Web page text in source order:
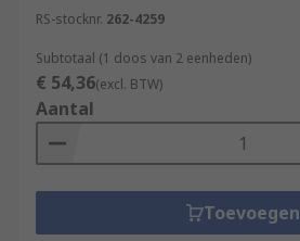
RS-stocknr. 262-4259
Subtotaal (1 doos van 2 eenheden)
€ 54,36(excl. BTW)
Aantal
Toevoegen